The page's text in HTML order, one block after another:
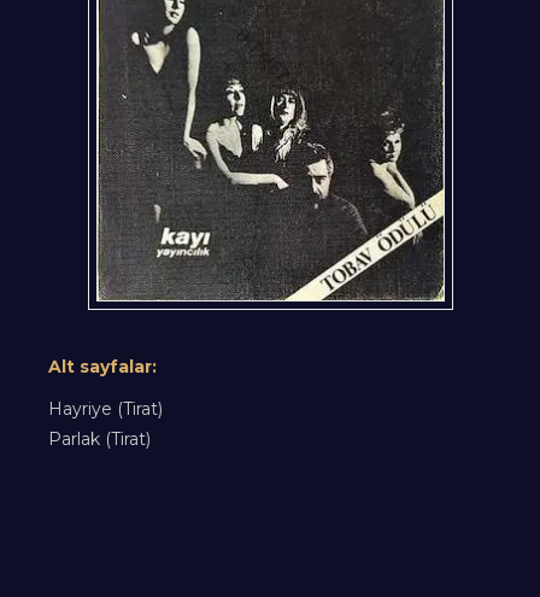
Alt sayfalar:
Hayriye (Tirat)
Parlak (Tirat)